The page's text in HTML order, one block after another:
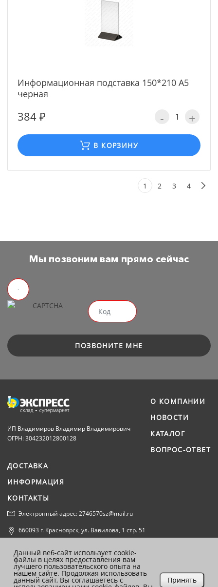
Информационная подставка 150*210 А5
черная
384 ₽ - +
В КОРЗИНУ
1 2 3 4
Мы позвоним вам прямо сейчас
ПОЗВОНИТЕ МНЕ
ИП Владимиров Владимир Владимирович
ОГРН: 304232012800128
О КОМПАНИИ
НОВОСТИ
КАТАЛОГ
ВОПРОС-ОТВЕТ
ДОСТАВКА
ИНФОРМАЦИЯ
КОНТАКТЫ
Электронный адрес: 2746570sz@mail.ru
660093 г. Красноярск, ул. Вавилова, 1 стр. 51
Согласие на обработку персональных данных
Данный веб-сайт использует cookie-
файлы в целях предоставления вам
лучшего пользовательского опыта на
нашем сайте. Продолжая использовать
данный сайт, Вы соглашаетесь с Принять